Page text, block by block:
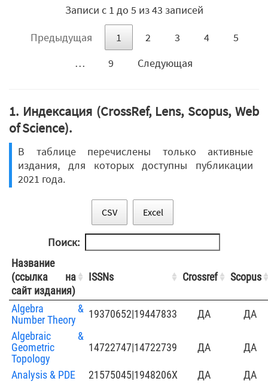
Записи с 1 до 5 из 43 записей
Предыдущая 1 2 3 4
5
…
9 Следующая
1. Индексация (CrossRef, Lens, Scopus, Web
of Science).
В таблице перечислены только активные
издания, для которых доступны публикации
2021 года.
CSV Excel
Поиск:
Название
(ссылка на
сайт издания)
ISSNs Crossref Scopus
Algebra &
Number Theory
19370652|19447833 ДА
ДА
Algebraic &
Geometric
Topology
14722747|14722739 ДА ДА
Analysis & PDE 21575045|1948206X ДА
ДА